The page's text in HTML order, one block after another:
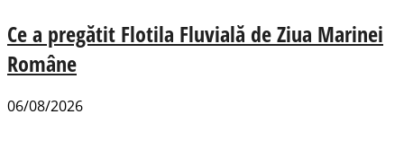
Ce a pregătit Flotila Fluvială de Ziua Marinei
Române
06/08/2026